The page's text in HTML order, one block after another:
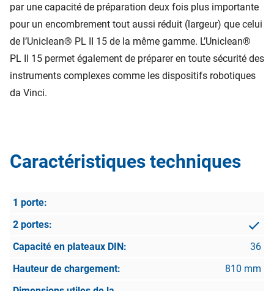
par une capacité de préparation deux fois plus importante
pour un encombrement tout aussi réduit (largeur) que celui
de l’Uniclean® PL II 15 de la même gamme. L’Uniclean®
PL II 15 permet également de préparer en toute sécurité des
instruments complexes comme les dispositifs robotiques
da Vinci.
Caractéristiques techniques
36
810 mm